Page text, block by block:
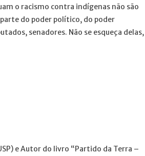
o racismo contra indígenas não são
do poder político, do poder
senadores. Não se esqueça delas,
e Autor do livro “Partido da Terra –